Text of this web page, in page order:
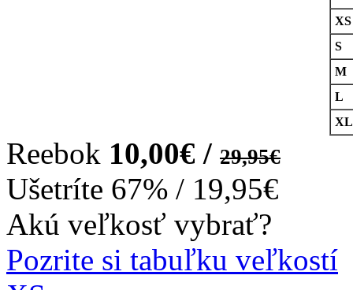
XS
S
M
L
XL
Reebok 10,00€ / 29,95€
Ušetríte 67% / 19,95€
Akú veľkosť vybrať?
Pozrite si tabuľku veľkostí